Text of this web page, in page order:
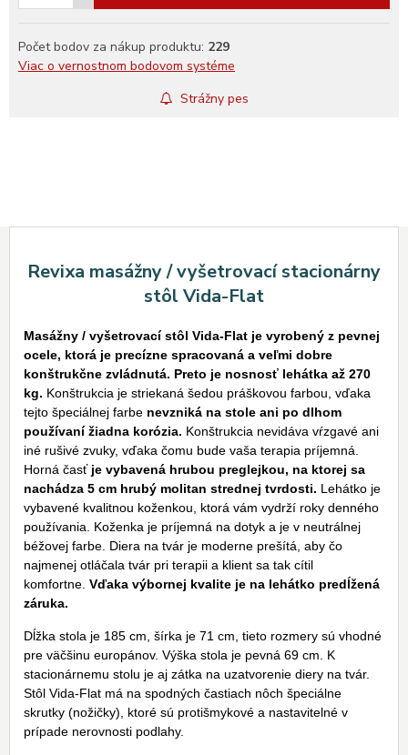
Počet bodov za nákup produktu: 229
Viac o vernostnom bodovom systéme
Strážny pes
Revixa masážny / vyšetrovací stacionárny
stôl Vida-Flat
Masážny / vyšetrovací stôl Vida-Flat je vyrobený z pevnej
ocele, ktorá je precízne spracovaná a veľmi dobre
konštrukčne zvládnutá. Preto je nosnosť lehátka až 270
kg. Konštrukcia je striekaná šedou práškovou farbou, vďaka
tejto špeciálnej farbe nevzniká na stole ani po dlhom
používaní žiadna korózia. Konštrukcia nevidáva vŕzgavé ani
iné rušivé zvuky, vďaka čomu bude vaša terapia príjemná.
Horná časť je vybavená hrubou preglejkou, na ktorej sa
nachádza 5 cm hrubý molitan strednej tvrdosti. Lehátko je
vybavené kvalitnou koženkou, ktorá vám vydrží roky denného
používania. Koženka je príjemná na dotyk a je v neutrálnej
béžovej farbe. Diera na tvár je moderne prešítá, aby čo
najmenej otláčala tvár pri terapii a klient sa tak cítil
komfortne. Vďaka výbornej kvalite je na lehátko predĺžená
záruka.
Dĺžka stola je 185 cm, šírka je 71 cm, tieto rozmery sú vhodné
pre väčšinu europánov. Výška stola je pevná 69 cm. K
stacionárnemu stolu je aj zátka na uzatvorenie diery na tvár.
Stôl Vida-Flat má na spodných častiach nôch špeciálne
skrutky (nožičky), ktoré sú protišmykové a nastavitelné v
prípade nerovnosti podlahy.